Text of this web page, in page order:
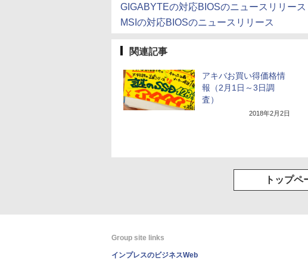
GIGABYTEの対応BIOSのニュースリリース
MSIの対応BIOSのニュースリリース
関連記事
アキバお買い得価格情
報（2月1日～3日調
査）
2018年2月2日
トップペ
Group site links
インプレスのビジネスWeb